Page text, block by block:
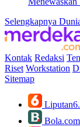
Selengkapnya
Kontak Redaksi
Riset Workstation
Sitemap
Bola.com